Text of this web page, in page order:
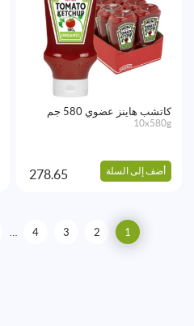
كاتشب هاينز عضوي 580 جم
10x580g
أضف إلى السلة 278.65
1
2
3
4